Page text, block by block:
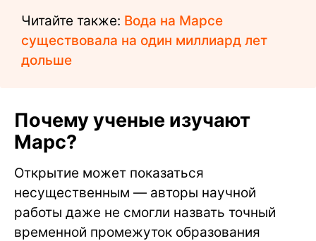
Читайте также: Вода на Марсе
существовала на один миллиард лет
дольше
Почему ученые изучают
Марс?
Открытие может показаться
несущественным — авторы научной
работы даже не смогли назвать точный
временной промежуток образования